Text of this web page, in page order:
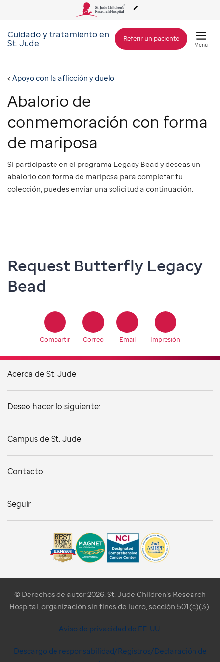
Acerca de St. Jude
Investigación
Cómo involucrarse
Cómo donar
Cuidado y tratamiento en
St. Jude Referir un paciente
Menú
Apoyo con la aflicción y duelo
Abalorio de
conmemoración con forma
de mariposa
Si participaste en el programa Legacy Bead y deseas un
abalorio con forma de mariposa para completar tu
colección, puedes enviar una solicitud a continuación.
Compartir Correo Email Impresión
Acerca de St. Jude
Deseo hacer lo siguiente:
Campus de St. Jude
Contacto
Seguir
© Derechos de autor 2026. St. Jude Children’s Research
Hospital, organización sin fines de lucro, sección 501(c)(3).
Aviso de privacidad de EE. UU.
Descargo de responsabilidad/Registros/Declaración de